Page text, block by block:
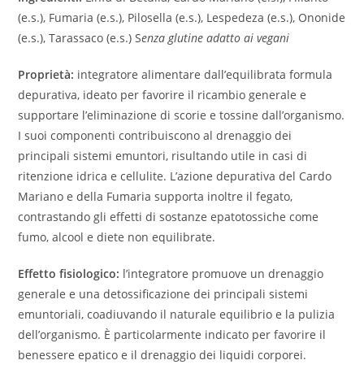
(e.s.), Fumaria (e.s.), Pilosella (e.s.), Lespedeza (e.s.), Ononide
(e.s.), Tarassaco (e.s.) Senza glutine adatto ai vegani
Proprietà: integratore alimentare dall’equilibrata formula
depurativa, ideato per favorire il ricambio generale e
supportare l’eliminazione di scorie e tossine dall’organismo.
I suoi componenti contribuiscono al drenaggio dei
principali sistemi emuntori, risultando utile in casi di
ritenzione idrica e cellulite. L’azione depurativa del Cardo
Mariano e della Fumaria supporta inoltre il fegato,
contrastando gli effetti di sostanze epatotossiche come
fumo, alcool e diete non equilibrate.
Effetto fisiologico: l’integratore promuove un drenaggio
generale e una detossificazione dei principali sistemi
emuntoriali, coadiuvando il naturale equilibrio e la pulizia
dell’organismo. È particolarmente indicato per favorire il
benessere epatico e il drenaggio dei liquidi corporei.